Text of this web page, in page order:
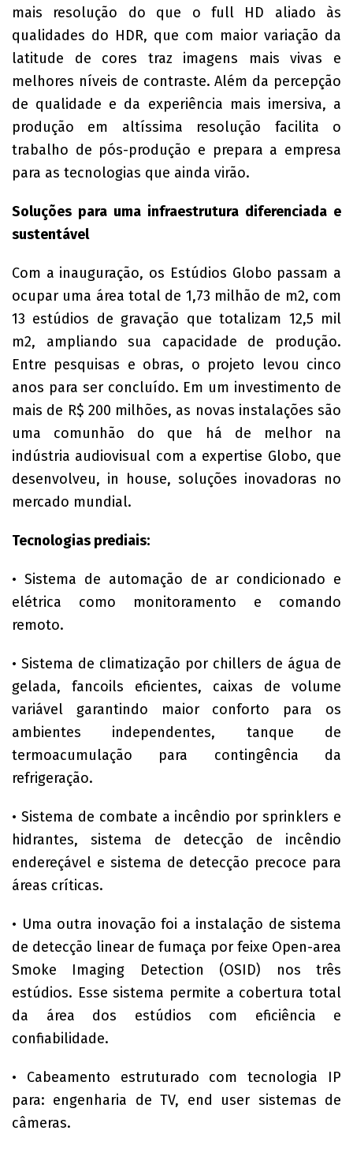
mais resolução do que o full HD aliado às
qualidades do HDR, que com maior variação da
latitude de cores traz imagens mais vivas e
melhores níveis de contraste. Além da percepção
de qualidade e da experiência mais imersiva, a
produção em altíssima resolução facilita o
trabalho de pós-produção e prepara a empresa
para as tecnologias que ainda virão.
Soluções para uma infraestrutura diferenciada e
sustentável
Com a inauguração, os Estúdios Globo passam a
ocupar uma área total de 1,73 milhão de m2, com
13 estúdios de gravação que totalizam 12,5 mil
m2, ampliando sua capacidade de produção.
Entre pesquisas e obras, o projeto levou cinco
anos para ser concluído. Em um investimento de
mais de R$ 200 milhões, as novas instalações são
uma comunhão do que há de melhor na
indústria audiovisual com a expertise Globo, que
desenvolveu, in house, soluções inovadoras no
mercado mundial.
Tecnologias prediais:
• Sistema de automação de ar condicionado e
elétrica como monitoramento e comando
remoto.
• Sistema de climatização por chillers de água de
gelada, fancoils eficientes, caixas de volume
variável garantindo maior conforto para os
ambientes independentes, tanque de
termoacumulação para contingência da
refrigeração.
• Sistema de combate a incêndio por sprinklers e
hidrantes, sistema de detecção de incêndio
endereçável e sistema de detecção precoce para
áreas críticas.
• Uma outra inovação foi a instalação de sistema
de detecção linear de fumaça por feixe Open-area
Smoke Imaging Detection (OSID) nos três
estúdios. Esse sistema permite a cobertura total
da área dos estúdios com eficiência e
confiabilidade.
• Cabeamento estruturado com tecnologia IP
para: engenharia de TV, end user sistemas de
câmeras.